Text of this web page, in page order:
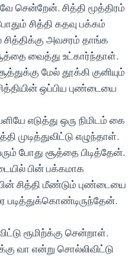
சென்றேன். சித்தி மூத்திரம்
சித்தி கதவு பக்கம்
அவசரம் தாங்க
வைத்து உட்கார்ந்தாள்.
மேல் தூக்கி குனியும்
ஒப்பிய புண்டையை
எடுத்து ஒரு நிமிடம் கை
முடித்துவிட்டு எழுந்தாள்.
போது சூத்தை பிடித்தேன்.
பின் பக்கமாக
சித்தி மீண்டும் புண்டையை
படித்துக்கொண்டிருந்தேன்.
ரூமிற்க்கு சென்றாள்.
வா என்று சொல்லிவிட்டு